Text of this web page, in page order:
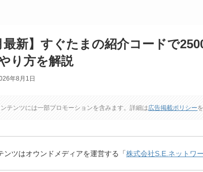
最新】すぐたまの紹介コードで
り方を解説
年8月1日
テンツには一部プロモーションを含みます。詳細は広告掲載ポリシー
ンツはオウンドメディアを運営する「株式会社S.E.ネットワ